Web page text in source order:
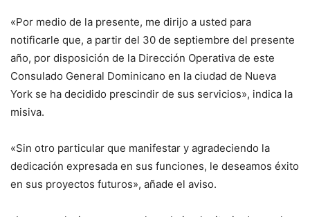
«Por medio de la presente, me dirijo a usted para
notificarle que, a partir del 30 de septiembre del presente
año, por disposición de la Dirección Operativa de este
Consulado General Dominicano en la ciudad de Nueva
York se ha decidido prescindir de sus servicios», indica la
misiva.
«Sin otro particular que manifestar y agradeciendo la
dedicación expresada en sus funciones, le deseamos éxito
en sus proyectos futuros», añade el aviso.